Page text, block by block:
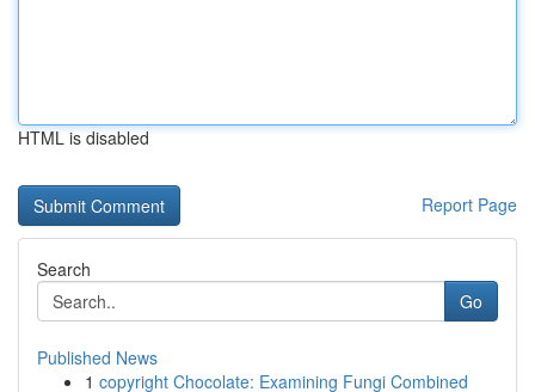
HTML is disabled
Report Page
Search
Go
Published News
1 copyright Chocolate: Examining Fungi Combined